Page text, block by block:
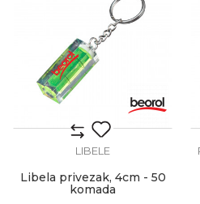
LIBELE
Libela privezak, 4cm - 50
komada